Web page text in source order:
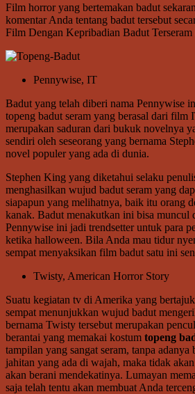
Film horror yang bertemakan badut
komentar Anda tentang badut tersebut
Film Dengan Kepribadian Badut Terseram
Pennywise, IT
Badut yang telah diberi nama Pennywise
topeng badut seram yang berasal dari film
merupakan saduran dari bukuk novelnya
sendiri oleh seseorang yang bernama
novel populer yang ada di dunia.
Stephen King yang diketahui selaku
menghasilkan wujud badut seram yang
siapapun yang melihatnya, baik itu orang
kanak. Badut menakutkan ini bisa muncul
Pennywise ini jadi trendsetter untuk para
ketika halloween. Bila Anda mau tidur
sempat menyaksikan film badut satu ini
Twisty, American Horror Story
Suatu kegiatan tv di Amerika yang
sempat menunjukkan wujud badut
bernama Twisty tersebut merupakan
berantai yang memakai kostum topeng
tampilan yang sangat seram, tanpa adanya
jahitan yang ada di wajah, maka tidak
akan berani mendekatinya. Lumayan
saja telah tentu akan membuat Anda